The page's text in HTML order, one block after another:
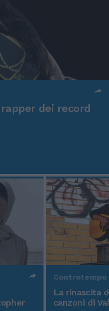
dei record
Controtempo
La rinascita
canzoni di